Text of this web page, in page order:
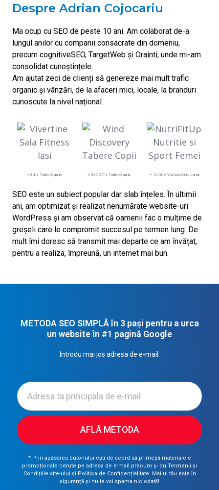
Despre Adrian Cojocariu
Ma ocup cu SEO de peste 10 ani. Am colaborat de-a
lungul anilor cu companii consacrate din domeniu,
precum cognitiveSEO, TargetWeb și Orainti, unde mi-am
consolidat cunoștințele.
Am ajutat zeci de clienți să genereze mai mult trafic
organic și vânzări, de la afaceri mici, locale, la branduri
cunoscute la nivel național.
+ 84% Trafic Organic + 337.37% Trafic Organic + 10.000 Vizitatori Unici Lunar
SEO este un subiect popular dar slab înțeles. În ultimii
ani, am optimizat și realizat nenumărate website-uri
WordPress și am observat că oamenii fac o mulțime de
greșeli care le compromit succesul pe termen lung. De
mult îmi doresc să transmit mai departe ce am învățat,
pentru a realiza, împreună, un internet mai bun.
METODA SEO SIMPLĂ în 3 pași pentru a urca
un website în #1 pagină Google​
Introdu mai jos adresa de e-mail:
AFLĂ METODA
* Prin apăsarea butonului ești de acord să primești materialele
promoționale cerute pe adresa de e-mail precum și cu Termenii și
Condițiile site-ului și Politica de Confidențialitate. Mailul tău este în
siguranță și nu te voi spama niciodată!